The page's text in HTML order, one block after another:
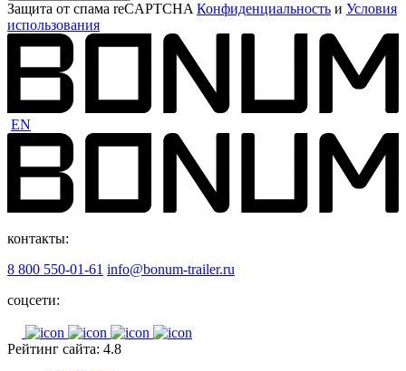
Защита от спама reCAPTCHA Конфиденциальность и Условия
использования
EN
контакты:
8 800 550-01-61 info@bonum-trailer.ru
соцсети:
Рейтинг сайта: 4.8